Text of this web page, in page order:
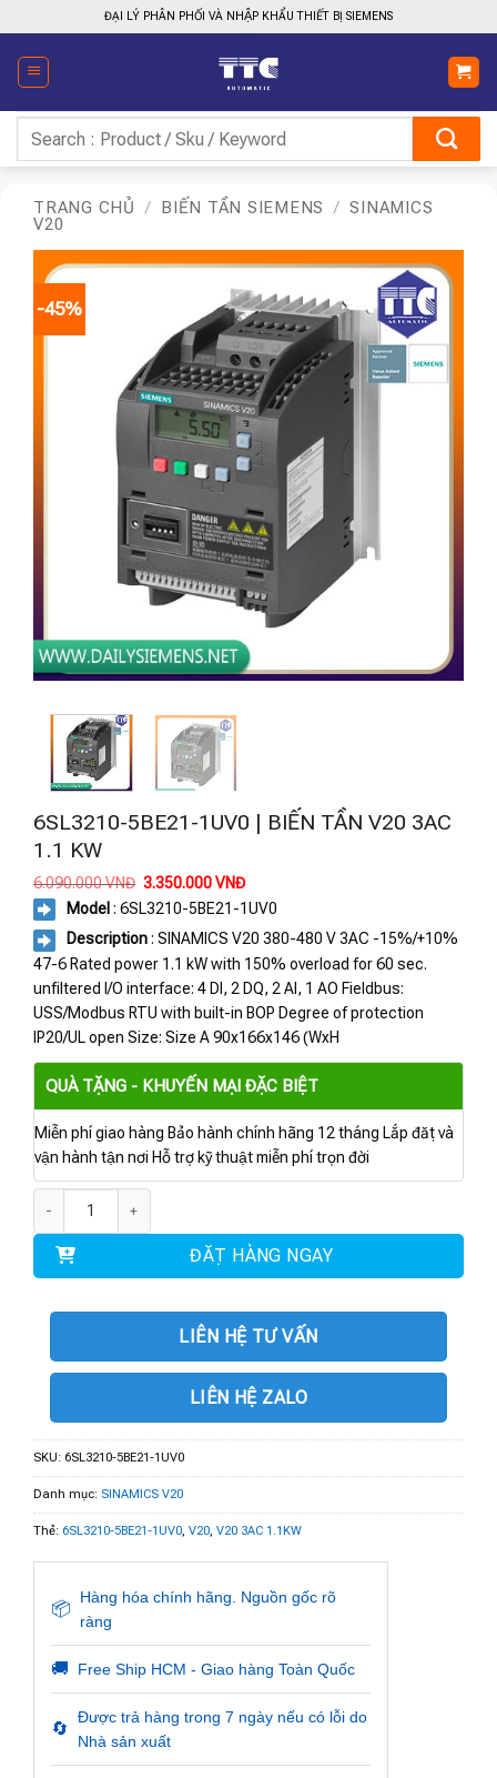
qua
nội
dung
ĐẠI LÝ PHÂN PHỐI VÀ NHẬP KHẨU THIẾT BỊ SIEMENS
kiếm:
TRANG CHỦ / BIẾN TẦN SIEMENS / SINAMICS
V20
-45%
6SL3210-5BE21-1UV0 | BIẾN TẦN V20 3AC
1.1 KW
6.090.000VNĐ Giá
là:
6.090.000 VNĐ.
3.350.000VNĐGiá
tại
là:
3.350.000 VNĐ.
Model : 6SL3210-5BE21-1UV0
Description: SINAMICS V20 380-480 V 3AC -15%/+10%
47-6 Rated power 1.1 kW with 150% overload for 60 sec.
unfiltered I/O interface: 4 DI, 2 DQ, 2 AI, 1 AO Fieldbus:
USS/Modbus RTU with built-in BOP Degree of protection
IP20/UL open Size: Size A 90x166x146 (WxH
QUÀ TẶNG - KHUYẾN MẠI ĐẶC BIỆT
Miễn phí giao hàng Bảo hành chính hãng 12 tháng Lắp đặt và
vận hành tận nơi Hỗ trợ kỹ thuật miễn phí trọn đời
ĐẶT HÀNG NGAY
LIÊN HỆ TƯ VẤN
LIÊN HỆ ZALO
SKU: 6SL3210-5BE21-1UV0
Danh mục: SINAMICS V20
Thẻ: 6SL3210-5BE21-1UV0, V20, V20 3AC 1.1KW
📦
Hàng hóa chính hãng. Nguồn gốc rõ
ràng
🚚 Free Ship HCM - Giao hàng Toàn Quốc
🔄
Được trả hàng trong 7 ngày nếu có lỗi do
Nhà sản xuất